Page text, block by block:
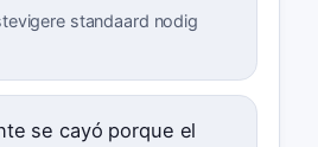
standaard nodig
se cayó porque el